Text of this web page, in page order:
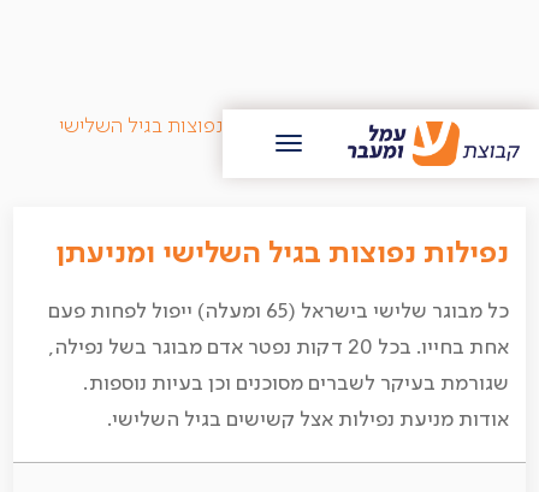
בלוג עמל ומעבר
נפילות נפוצות בגיל השלישי
ומניעתן
נפילות נפוצות בגיל השלישי ומניעתן
כל מבוגר שלישי בישראל (65 ומעלה) ייפול לפחות פעם
אחת בחייו. בכל 20 דקות נפטר אדם מבוגר בשל נפילה,
שגורמת בעיקר לשברים מסוכנים וכן בעיות נוספות.
אודות מניעת נפילות אצל קשישים בגיל השלישי.